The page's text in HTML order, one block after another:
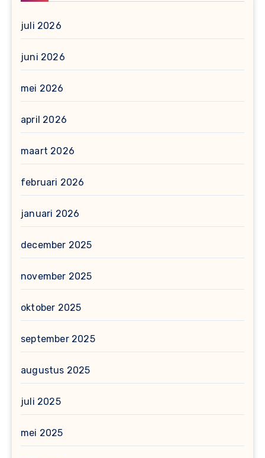
juli 2026
juni 2026
mei 2026
april 2026
maart 2026
februari 2026
januari 2026
december 2025
november 2025
oktober 2025
september 2025
augustus 2025
juli 2025
mei 2025